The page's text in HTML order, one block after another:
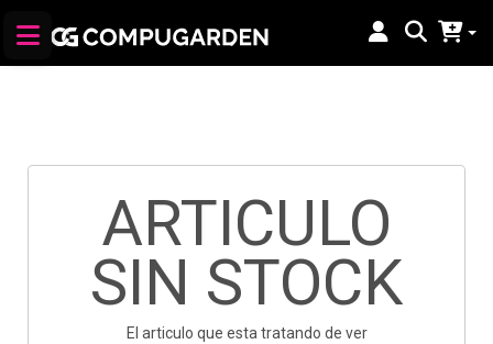
ARTICULO
SIN STOCK
El articulo que esta tratando de ver